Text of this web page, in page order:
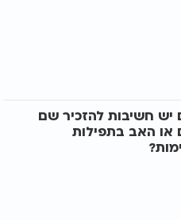
יש חשיבות להזכיר שם
או האב בתפילות